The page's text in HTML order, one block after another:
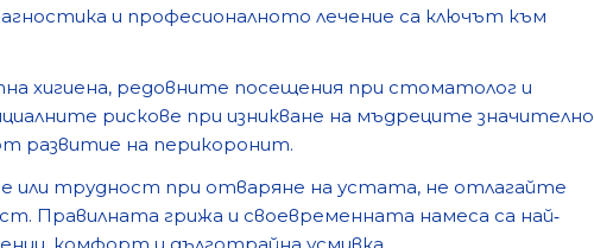
и професионалното лечение са ключът към
хигиена, редовните посещения при стоматолог и
рискове при изникване на мъдреците значително
развитие на перикоронит.
или трудност при отваряне на устата, не отлагайте
Правилната грижа и своевременната намеса са най‐
комфорт и дълготрайна усмивка.